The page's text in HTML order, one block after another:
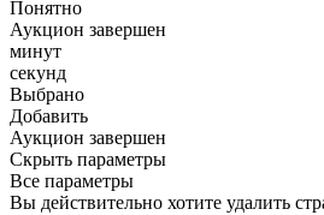
Понятно
Аукцион завершен
минут
секунд
Выбрано
Добавить
Аукцион завершен
Скрыть параметры
Все параметры
Вы действительно хотите удалить